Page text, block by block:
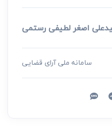
اصغر لطیفی رستمی
سامانه ملی آرای قضایی